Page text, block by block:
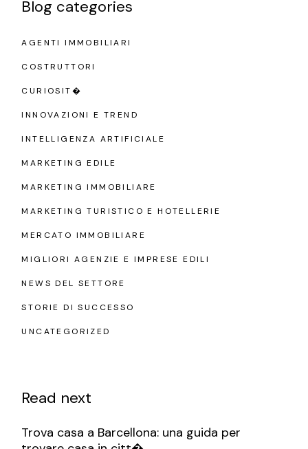
Blog categories
AGENTI IMMOBILIARI
COSTRUTTORI
CURIOSIT�
INNOVAZIONI E TREND
INTELLIGENZA ARTIFICIALE
MARKETING EDILE
MARKETING IMMOBILIARE
MARKETING TURISTICO E HOTELLERIE
MERCATO IMMOBILIARE
MIGLIORI AGENZIE E IMPRESE EDILI
NEWS DEL SETTORE
STORIE DI SUCCESSO
UNCATEGORIZED
Read next
Trova casa a Barcellona: una guida per